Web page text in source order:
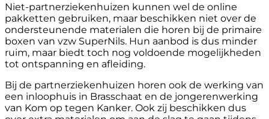
Niet-partnerziekenhuizen kunnen wel de online
pakketten gebruiken, maar beschikken niet over de
ondersteunende materialen die horen bij de primaire
boxen van vzw SuperNils. Hun aanbod is dus minder
ruim, maar biedt toch nog voldoende mogelijkheden
tot ontspanning en afleiding.
Bij de partnerziekenhuizen horen ook de werking van
een inloophuis in Brasschaat en de jongerenwerking
van Kom op tegen Kanker. Ook zij beschikken dus